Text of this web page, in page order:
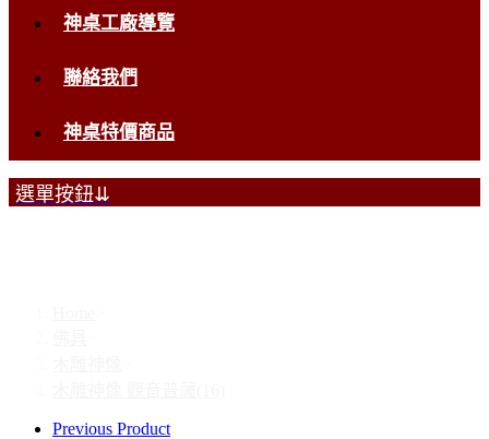
神桌工廠導覽
聯絡我們
神桌特價商品
選單按鈕⇊
Previous Product